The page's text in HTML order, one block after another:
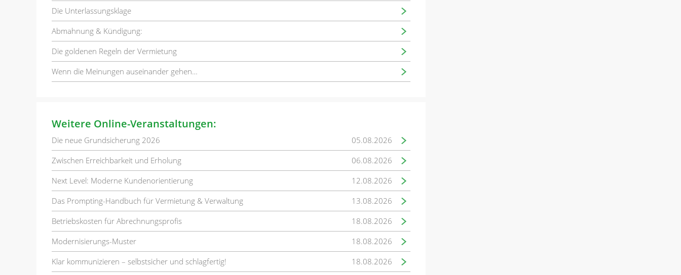
Die Unterlassungsklage
Abmahnung & Kündigung:
Die goldenen Regeln der Vermietung
Wenn die Meinungen auseinander gehen…
Weitere Online-Veranstaltungen:
Die neue Grundsicherung 2026
05.08.2026
Zwischen Erreichbarkeit und Erholung
06.08.2026
Next Level: Moderne Kundenorientierung
12.08.2026
Das Prompting-Handbuch für Vermietung & Verwaltung
13.08.2026
Betriebskosten für Abrechnungsprofis
18.08.2026
Modernisierungs-Muster
18.08.2026
Klar kommunizieren – selbstsicher und schlagfertig!
18.08.2026